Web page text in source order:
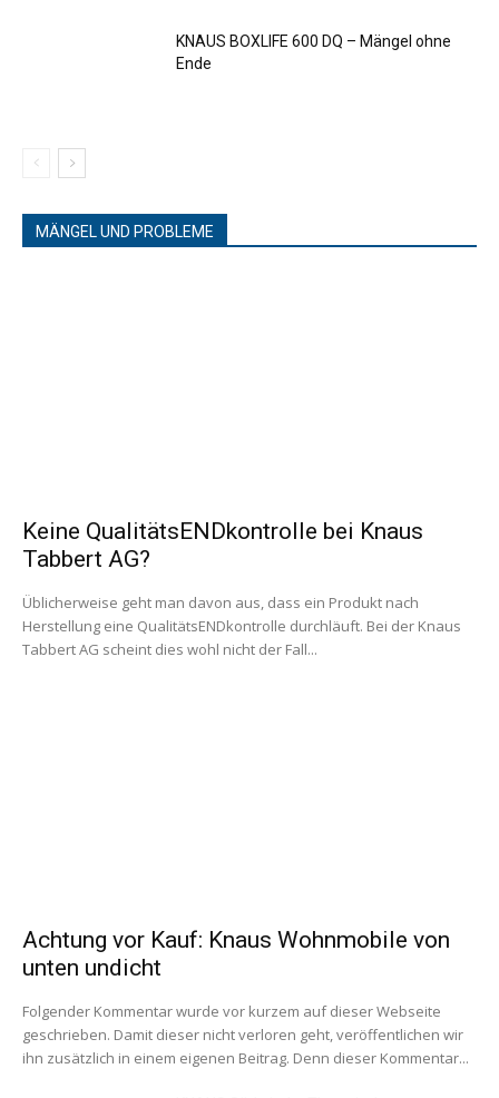
KNAUS BOXLIFE 600 DQ – Mängel ohne
Ende
MÄNGEL UND PROBLEME
Keine QualitätsENDkontrolle bei Knaus
Tabbert AG?
Üblicherweise geht man davon aus, dass ein Produkt nach
Herstellung eine QualitätsENDkontrolle durchläuft. Bei der Knaus
Tabbert AG scheint dies wohl nicht der Fall...
Achtung vor Kauf: Knaus Wohnmobile von
unten undicht
Folgender Kommentar wurde vor kurzem auf dieser Webseite
geschrieben. Damit dieser nicht verloren geht, veröffentlichen wir
ihn zusätzlich in einem eigenen Beitrag. Denn dieser Kommentar...